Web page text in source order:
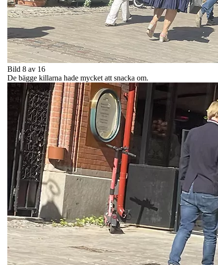
Bild 8 av 16
De bägge killarna hade mycket att snacka om.